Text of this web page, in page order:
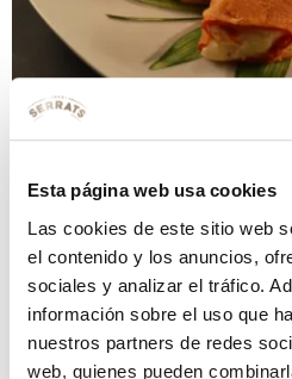
Esta página web usa cookies
Las cookies de este sitio web
el contenido y los anuncios,
sociales y analizar el tráfico.
información sobre el uso que
nuestros partners de redes
web, quienes pueden
¡Gracias Noelia! ¡Riquísimos!
Etiquetadoharina huevoleche
ralladopimientos del piquillo
Deja una